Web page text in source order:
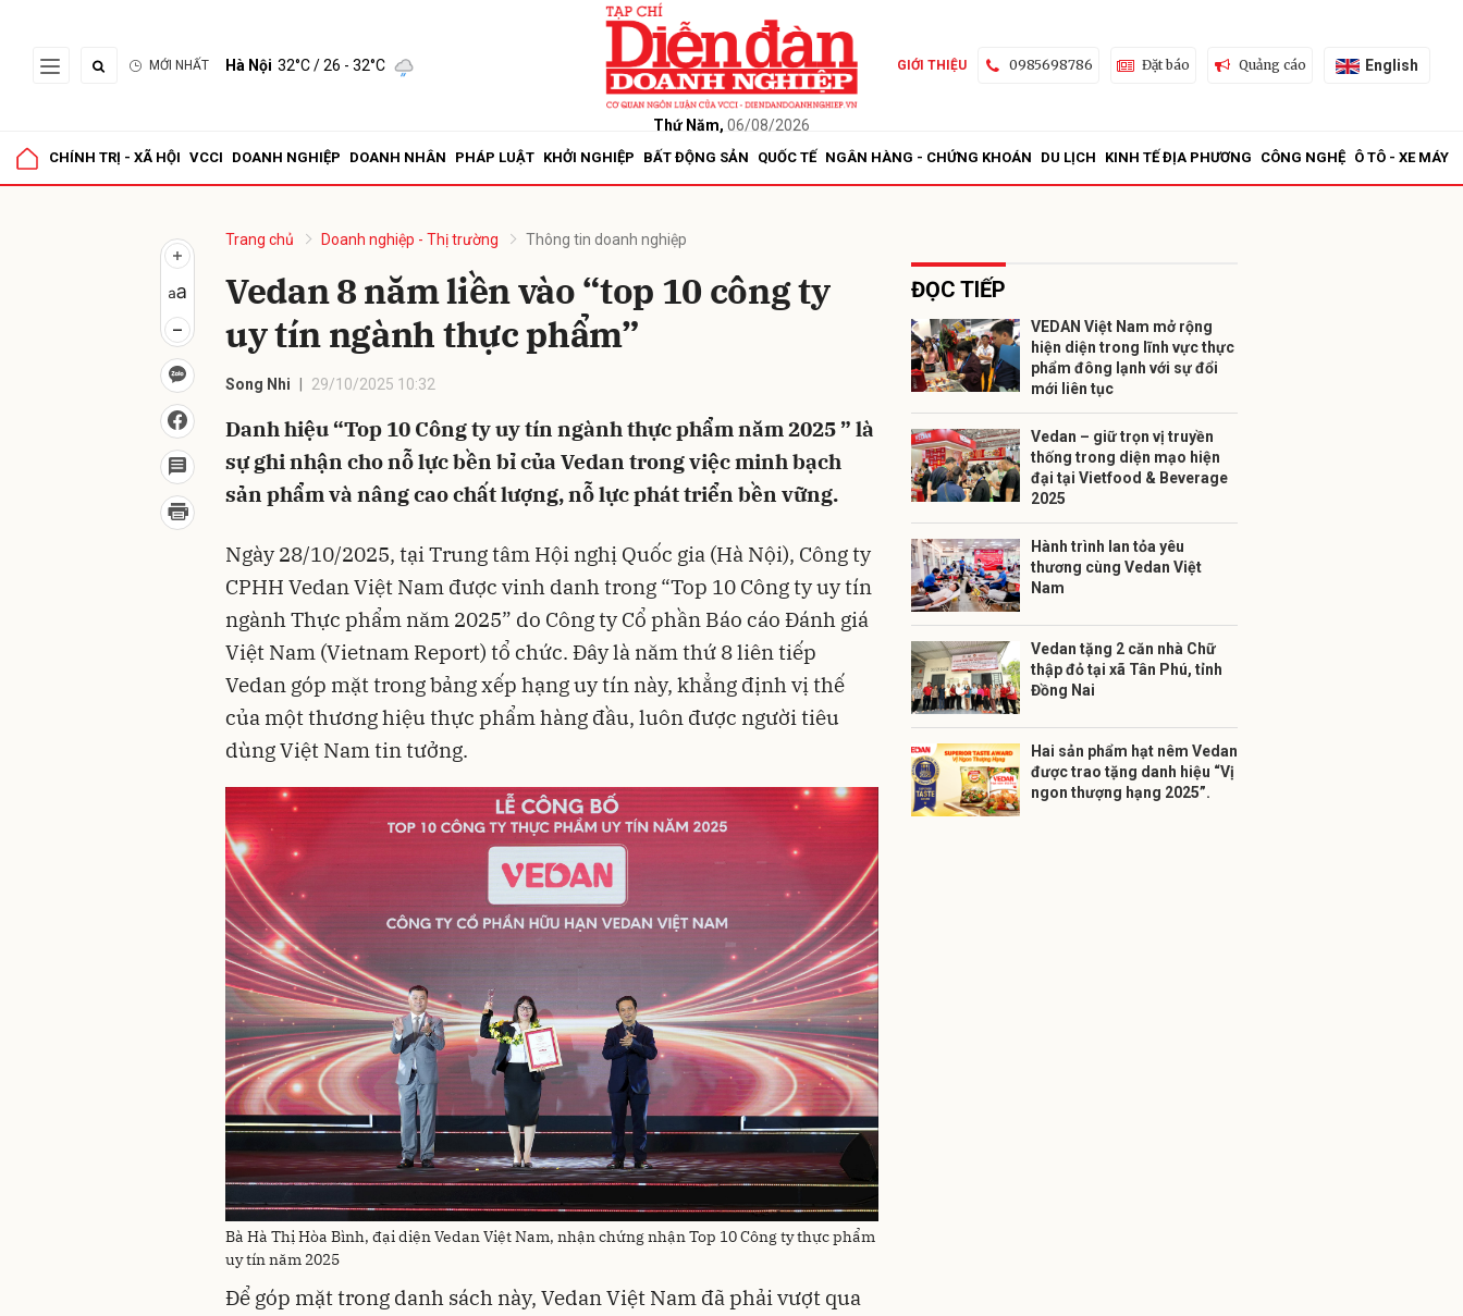
MỚI NHẤT Hà Nội 32°C/ 26 - 32°C
Thứ Năm, 06/08/2026
GIỚI THIỆU 0985698786 Đặt báo Quảng cáo English
CHÍNH TRỊ - XÃ HỘI VCCI DOANH NGHIỆP DOANH NHÂN PHÁP LUẬT KHỞI NGHIỆP BẤT ĐỘNG SẢN QUỐC TẾ NGÂN HÀNG - CHỨNG KHOÁN DU LỊCH KINH TẾ ĐỊA PHƯƠNG CÔNG NGHỆ Ô TÔ - XE MÁY
Trang chủ Doanh nghiệp - Thị trường Thông tin doanh nghiệp
Vedan 8 năm liền vào “top 10 công ty
uy tín ngành thực phẩm”
Song Nhi 29/10/2025 10:32
Danh hiệu “Top 10 Công ty uy tín ngành thực phẩm năm 2025 ” là
sự ghi nhận cho nỗ lực bền bỉ của Vedan trong việc minh bạch
sản phẩm và nâng cao chất lượng, nỗ lực phát triển bền vững.
Ngày 28/10/2025, tại Trung tâm Hội nghị Quốc gia (Hà Nội), Công ty
CPHH Vedan Việt Nam được vinh danh trong “Top 10 Công ty uy tín
ngành Thực phẩm năm 2025” do Công ty Cổ phần Báo cáo Đánh giá
Việt Nam (Vietnam Report) tổ chức. Đây là năm thứ 8 liên tiếp
Vedan góp mặt trong bảng xếp hạng uy tín này, khẳng định vị thế
của một thương hiệu thực phẩm hàng đầu, luôn được người tiêu
dùng Việt Nam tin tưởng.
Bà Hà Thị Hòa Bình, đại diện Vedan Việt Nam, nhận chứng nhận Top 10 Công ty thực phẩm
uy tín năm 2025
Để góp mặt trong danh sách này, Vedan Việt Nam đã phải vượt qua
ĐỌC TIẾP
VEDAN Việt Nam mở rộng
hiện diện trong lĩnh vực thực
phẩm đông lạnh với sự đổi
mới liên tục
Vedan – giữ trọn vị truyền
thống trong diện mạo hiện
đại tại Vietfood & Beverage
2025
Hành trình lan tỏa yêu
thương cùng Vedan Việt
Nam
Vedan tặng 2 căn nhà Chữ
thập đỏ tại xã Tân Phú, tỉnh
Đồng Nai
Hai sản phẩm hạt nêm Vedan
được trao tặng danh hiệu “Vị
ngon thượng hạng 2025”.
Gửi